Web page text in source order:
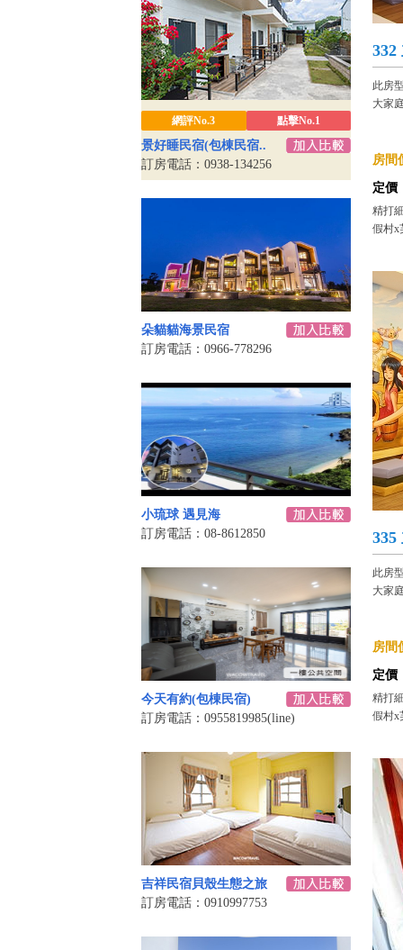
網評No.3 點擊No.1
景好睡民宿(包棟民宿..
訂房電話：0938-134256
朵貓貓海景民宿
訂房電話：0966-778296
小琉球 遇見海
訂房電話：08-8612850
今天有約(包棟民宿)
訂房電話：0955819985(line)
吉祥民宿貝殼生態之旅
訂房電話：0910997753
332
此房
大家
房間
定價
精打
假村x
335
此房
大家
房間
定價
精打
假村x